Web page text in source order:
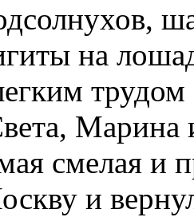
на
смелая и
и